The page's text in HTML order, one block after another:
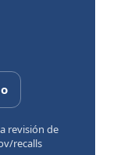
revisión de
recalls